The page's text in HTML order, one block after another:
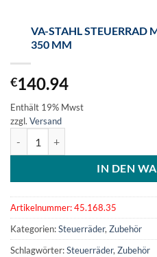
VA-STAHL STEUERRAD
50 MM
€140.94
Enthält 19% Mwst
zzgl. Versand
IN DEN
Artikelnummer:45.168.35
Kategorien:Steuerräder, Zubehör
Schlagwörter:Steuerräder, Zubehör